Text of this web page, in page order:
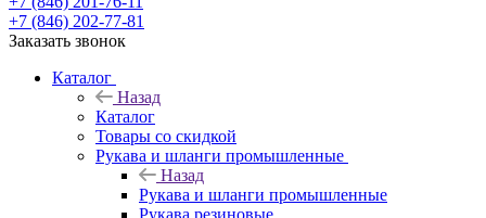
+7 (846) 202-77-81
Заказать звонок
Каталог
Назад
Каталог
Товары со скидкой
Рукава и шланги промышленные
Назад
Рукава и шланги промышленные
Рукава резиновые